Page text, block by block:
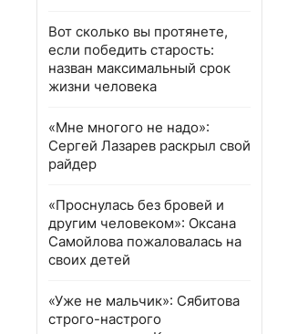
Вот сколько вы протянете,
если победить старость:
назван максимальный срок
жизни человека
«Мне многого не надо»:
Сергей Лазарев раскрыл свой
райдер
«Проснулась без бровей и
другим человеком»: Оксана
Самойлова пожаловалась на
своих детей
«Уже не мальчик»: Сябитова
строго-настрого